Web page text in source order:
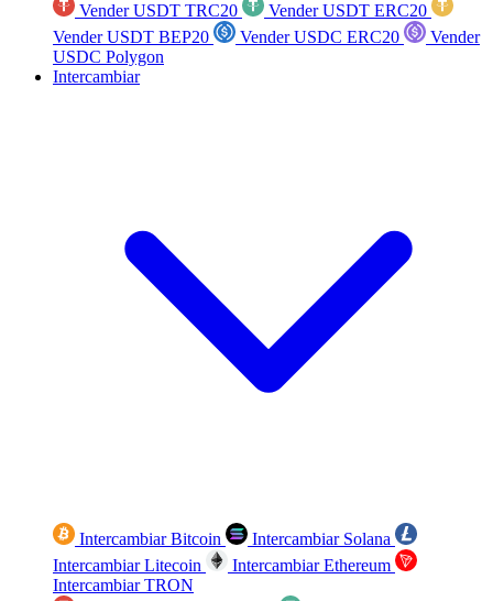
Vender USDT TRC20
Vender USDT ERC20
Vender USDT BEP20
Vender USDC ERC20
Vender
USDC Polygon
Intercambiar
Intercambiar Bitcoin
Intercambiar Solana
Intercambiar Litecoin
Intercambiar Ethereum
Intercambiar TRON